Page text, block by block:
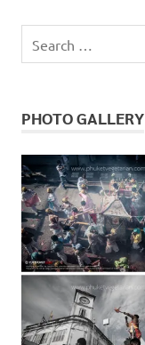
PHOTO GALLERY